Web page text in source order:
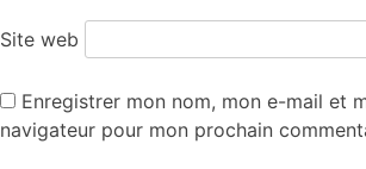
Site web
Enregistrer mon nom, mon e-mail et
navigateur pour mon prochain